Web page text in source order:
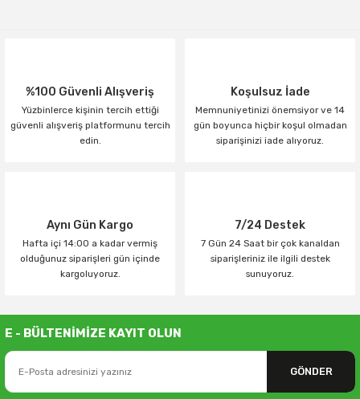
%100 Güvenli Alışveriş
Yüzbinlerce kişinin tercih ettiği
güvenli alışveriş platformunu tercih
edin.
Koşulsuz İade
Memnuniyetinizi önemsiyor ve 14
gün boyunca hiçbir koşul olmadan
siparişinizi iade alıyoruz.
Aynı Gün Kargo
Hafta içi 14:00 a kadar vermiş
olduğunuz siparişleri gün içinde
kargoluyoruz.
7/24 Destek
7 Gün 24 Saat bir çok kanaldan
siparişleriniz ile ilgili destek
sunuyoruz.
E - BÜLTENİMİZE KAYIT OLUN
GÖNDER